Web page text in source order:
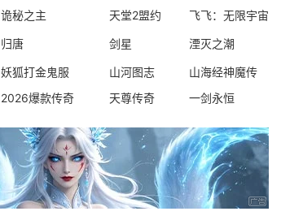
诡秘之主 天堂2盟约 飞飞：无限宇宙
归唐 剑星 湮灭之潮
妖狐打金鬼服 山河图志
山海经神魔传
2026爆款传奇 天尊传奇 一剑永恒
现代 第一人称射击 写实
新版本更新
七日世界
新版本更新
大道仙途